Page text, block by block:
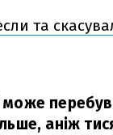
та
аніж